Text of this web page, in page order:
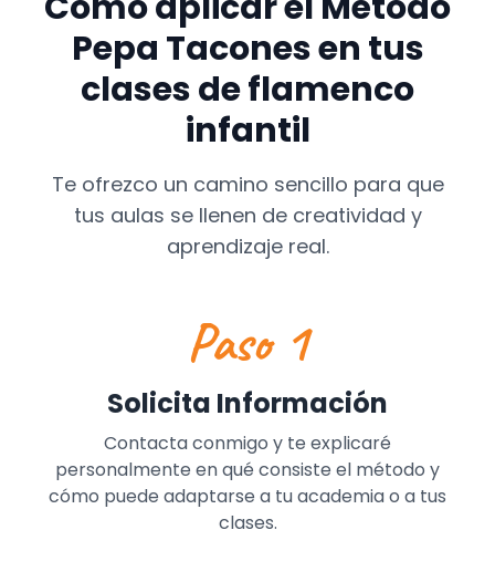
Pepa Tacones en tus
clases de flamenco
infantil
Te ofrezco un camino sencillo para que
tus aulas se llenen de creatividad y
aprendizaje real.
Paso 1
Solicita Información
Contacta conmigo y te explicaré
personalmente en qué consiste el método y
cómo puede adaptarse a tu academia o a tus
clases.